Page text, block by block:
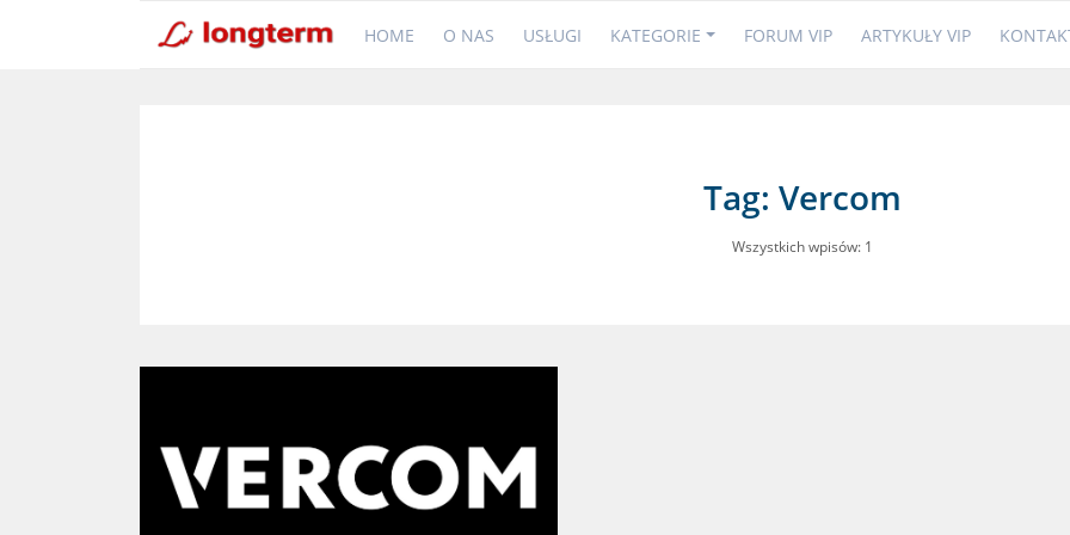
HOME O NAS USŁUGI KATEGORIE FORUM VIP ARTYKUŁY VIP
Tag: Vercom
Wszystkich wpisów: 1